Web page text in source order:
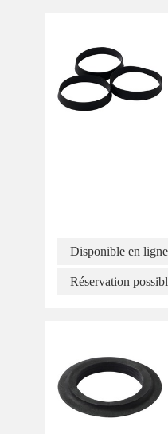
Disponible en ligne
Réservation